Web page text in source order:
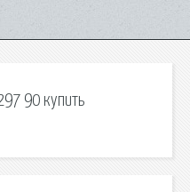
90 купить